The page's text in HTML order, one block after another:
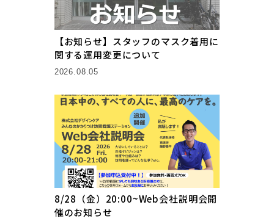
【お知らせ】スタッフのマスク着用に
関する運用変更について
2026.08.05
8/28（金）20:00~Web会社説明会開
催のお知らせ